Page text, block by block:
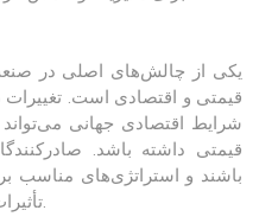
یکی از چالش‌های اصلی در
قیمتی و اقتصادی است. تغییرات
شرایط اقتصادی جهانی می‌تواند
قیمتی داشته باشد.
باشند و استراتژی‌های مناسب